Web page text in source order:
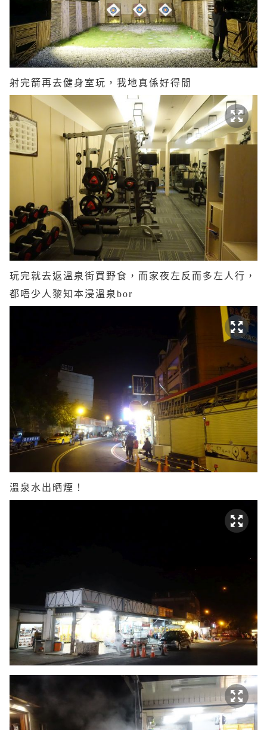
射完箭再去健身室玩，我地真係好得閒
玩完就去返溫泉街買野食，而家夜左反而多左人行，
都唔少人黎知本浸溫泉bor
溫泉水出晒煙！